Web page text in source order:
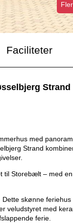
Faciliteter
med
Strand
til Storebælt – med
Dette skønne
veludstyret med
ferie.